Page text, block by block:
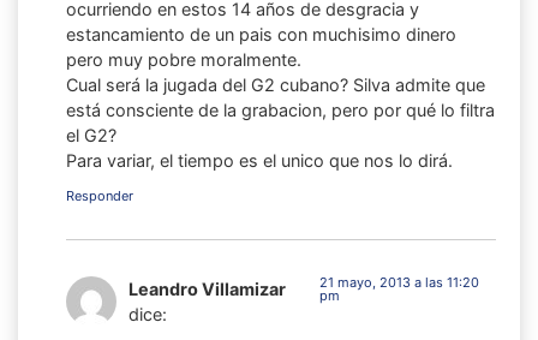
ocurriendo en estos 14 años de desgracia y
estancamiento de un pais con muchisimo dinero
pero muy pobre moralmente.
Cual será la jugada del G2 cubano? Silva admite que
está consciente de la grabacion, pero por qué lo filtra
el G2?
Para variar, el tiempo es el unico que nos lo dirá.
Responder
Leandro Villamizar
dice:
21 mayo, 2013 a las 11:20
pm